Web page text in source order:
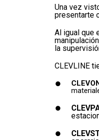
Una vez
presentarte
Al igual que
la
CLEVLINE